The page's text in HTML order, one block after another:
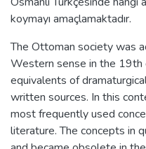
koymayı amaçlamaktadır.
The Ottoman society was
Western sense in the 19th
equivalents of
written sources. In this
most frequently used
literature. The concepts in